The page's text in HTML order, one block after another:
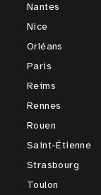
Nantes
Nice
Orléans
Paris
Reims
Rennes
Rouen
Saint-Étienne
Strasbourg
Toulon